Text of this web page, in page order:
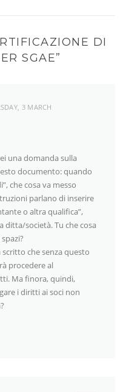
DI
SGAE”
3 MARCH
una domanda sulla
documento: quando
che cosa va messo
parlano di inserire
o altra qualifica”,
ditta/società. Tu che cosa
scritto che senza questo
procedere al
Ma finora, quindi,
i diritti ai soci non